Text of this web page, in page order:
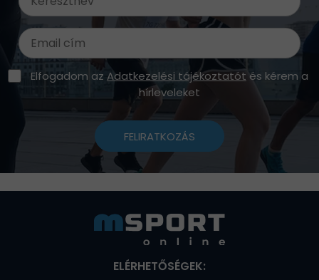
Elfogadom az Adatkezelési tájékoztatót és kérem a
hírleveleket
FELIRATKOZÁS
ELÉRHETŐSÉGEK: